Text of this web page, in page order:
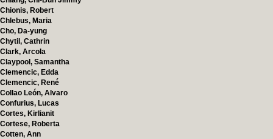
Chionis, Robert
Chlebus, Maria
Cho, Da-yung
Chytil, Cathrin
Clark, Arcola
Claypool, Samantha
Clemencic, Edda
Clemencic, René
Collao León, Alvaro
Confurius, Lucas
Cortes, Kirlianit
Cortese, Roberta
Cotten, Ann